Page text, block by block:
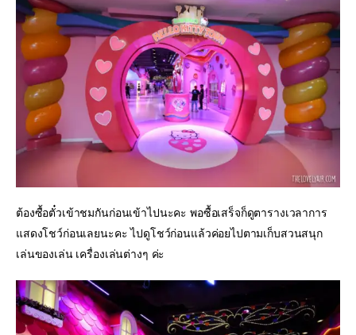
ต้องซื้อตั๋วเข้าชมกันก่อนเข้าไปนะคะ พอซื้อเสร็จก็ดูตารางเวลาการ
แสดงโชว์ก่อนเลยนะคะ ไปดูโชว์ก่อนแล้วค่อยไปตามเก็บสวนสนุก
เล่นของเล่น เครื่องเล่นต่างๆ ค่ะ